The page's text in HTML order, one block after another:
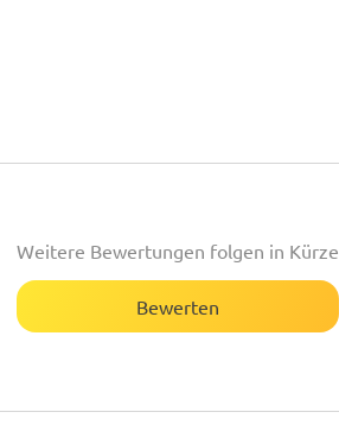
Weitere Bewertungen folgen in Kürze
Bewerten